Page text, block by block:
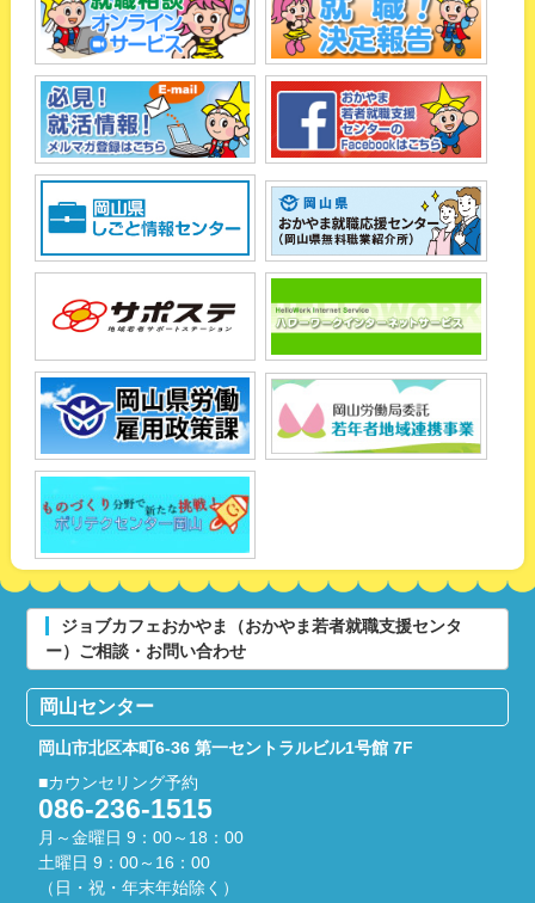
ジョブカフェおかやま（おかやま若者就職支援センタ
ー）ご相談・お問い合わせ
岡山センター
岡山市北区本町6-36第一セントラルビル1号館 7F
■カウンセリング予約
086-236-1515
月～金曜日 9：00～18：00
土曜日 9：00～16：00
（日・祝・年末年始除く）